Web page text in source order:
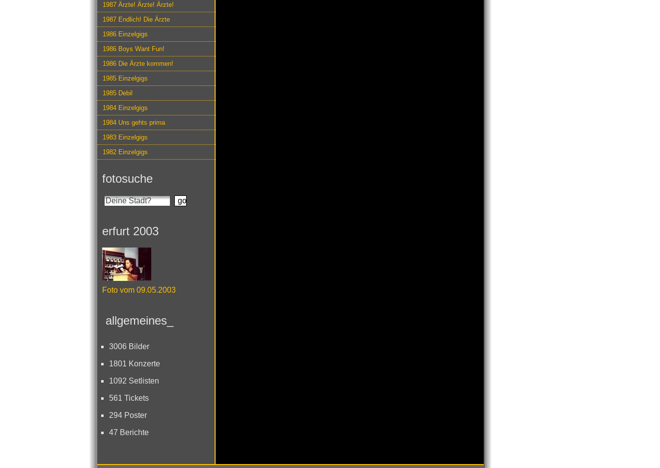
1987 Ärzte! Ärzte! Ärzte!
1987 Endlich! Die Ärzte
1986 Einzelgigs
1986 Boys Want Fun!
1986 Die Ärzte kommen!
1985 Einzelgigs
1985 Debil
1984 Einzelgigs
1984 Uns gehts prima
1983 Einzelgigs
1982 Einzelgigs
fotosuche
erfurt 2003
Foto vom 09.05.2003
allgemeines_
3006 Bilder
1801 Konzerte
1092 Setlisten
561 Tickets
294 Poster
47 Berichte